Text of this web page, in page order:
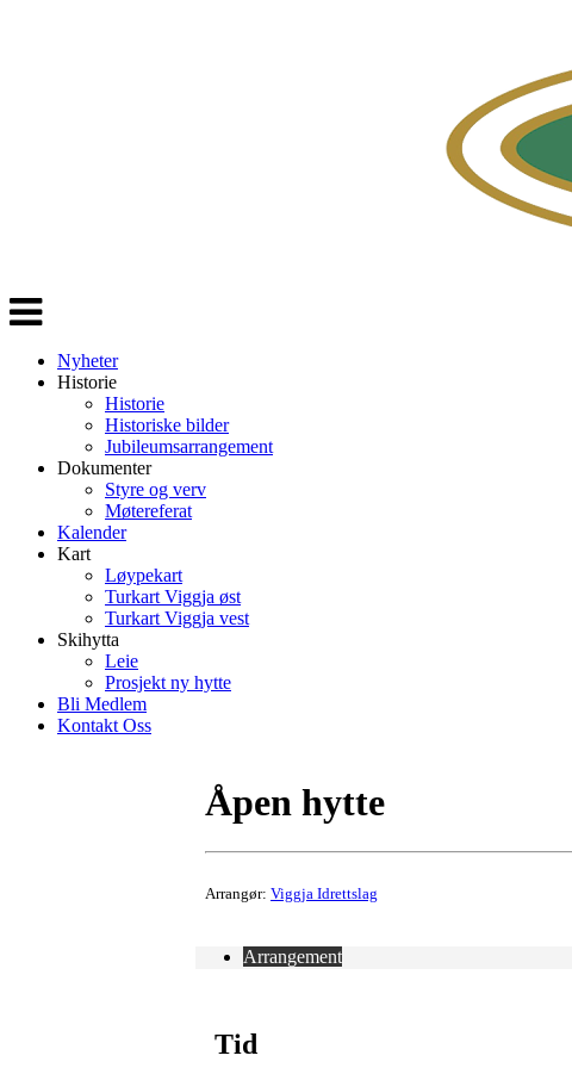
Veksle
navigasjon
Nyheter
Historie
Historie
Historiske bilder
Jubileumsarrangement
Dokumenter
Styre og verv
Møtereferat
Kalender
Kart
Løypekart
Turkart Viggja øst
Turkart Viggja vest
Skihytta
Leie
Prosjekt ny hytte
Bli Medlem
Kontakt Oss
Åpen hytte
Arrangør: Viggja Idrettslag
Arrangement
Tid